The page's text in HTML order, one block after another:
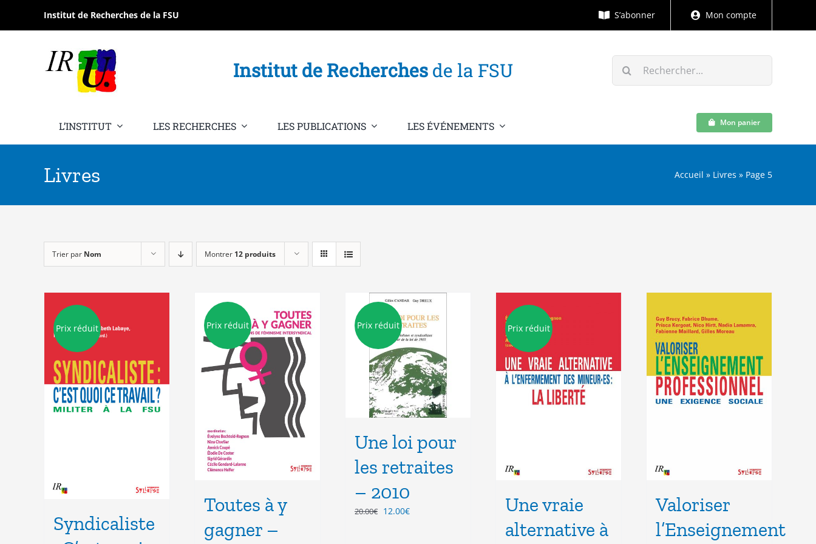
contenu
Institut de Recherches de la FSU S’abonner Mon compte
Institut de Recherchesde la FSU Rechercher:
L’INSTITUT LES RECHERCHES LES PUBLICATIONS LES ÉVÉNEMENTS Mon panier
Livres Accueil » Livres » Page 5
Trier par Nom Montrer 12 produits
Prix réduit
Syndicaliste
Prix réduit
Toutes à y
gagner –
Prix réduit
Une loi pour
les retraites
– 2010
20.00€ Le
12.00€Le
Prix réduit
Une vraie
alternative à
Valoriser
l’Enseignement